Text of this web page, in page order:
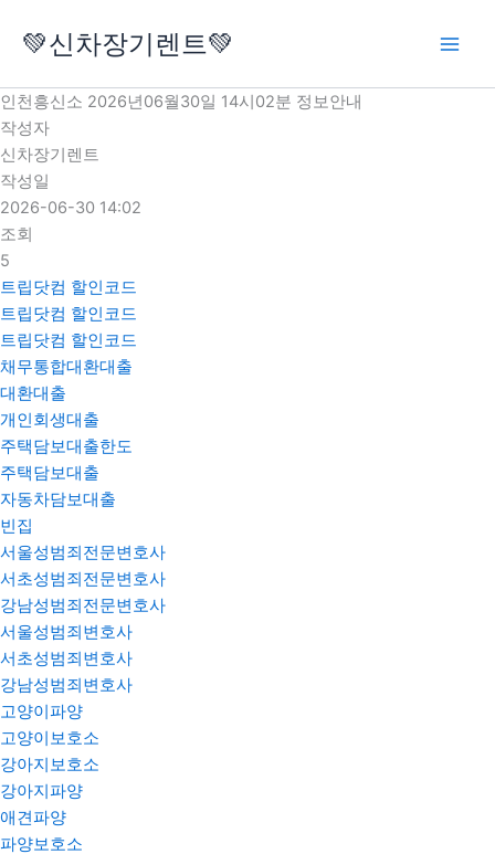
로
건
너
뛰
기
💚신차장기렌트💚
인천흥신소 2026년06월30일 14시02분 정보안내
작성자
신차장기렌트
작성일
2026-06-30 14:02
조회
5
트립닷컴 할인코드
트립닷컴 할인코드
트립닷컴 할인코드
채무통합대환대출
대환대출
개인회생대출
주택담보대출한도
주택담보대출
자동차담보대출
빈집
서울성범죄전문변호사
서초성범죄전문변호사
강남성범죄전문변호사
서울성범죄변호사
서초성범죄변호사
강남성범죄변호사
고양이파양
고양이보호소
강아지보호소
강아지파양
애견파양
파양보호소